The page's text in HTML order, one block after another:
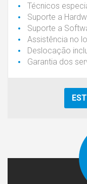
Técnicos
Suporte a
Suporte a
Assistência no
Deslocação
Garantia dos